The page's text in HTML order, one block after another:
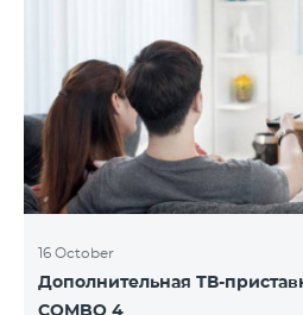
16 October
Дополнительная ТВ-
COMBO 4